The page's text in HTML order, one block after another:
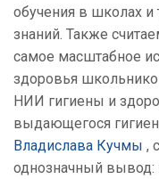
обучения в школах
знаний. Также
самое масштабное
здоровья
НИИ гигиены и
выдающегося
Владислава Кучмы ,
однозначный вывод: